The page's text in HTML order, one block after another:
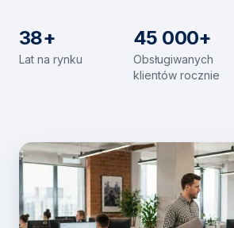
38+
Lat na rynku
45 000+
Obsługiwanych
klientów rocznie